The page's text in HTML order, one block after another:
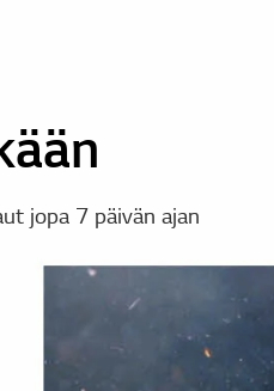
jopa 7 päivän ajan